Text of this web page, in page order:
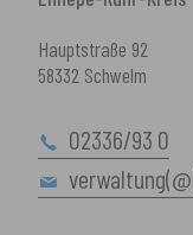
Hauptstraße 92
58332 Schwelm
02336/93 0